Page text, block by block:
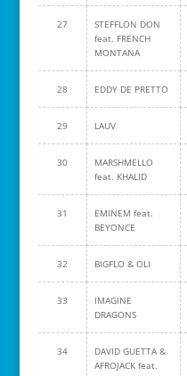
27
STEFFLON DON
feat. FRENCH
MONTANA
28 EDDY DE PRETTO
29 LAUV
30
MARSHMELLO
feat. KHALID
31
EMINEM feat.
BEYONCE
32 BIGFLO & OLI
33
IMAGINE
DRAGONS
34
DAVID GUETTA &
AFROJACK feat.